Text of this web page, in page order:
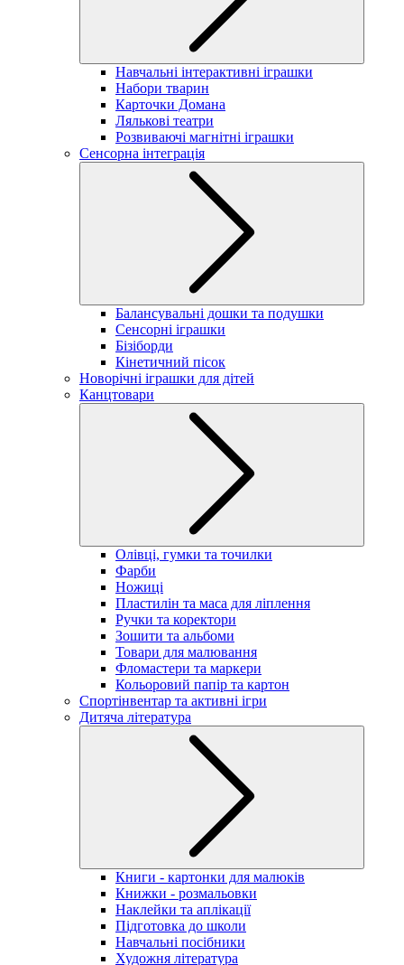
Навчальні інтерактивні іграшки
Набори тварин
Карточки Домана
Лялькові театри
Розвиваючі магнітні іграшки
Сенсорна інтеграція
Балансувальні дошки та подушки
Сенсорні іграшки
Бізіборди
Кінетичний пісок
Новорічні іграшки для дітей
Канцтовари
Олівці, гумки та точилки
Фарби
Ножиці
Пластилін та маса для ліплення
Ручки та коректори
Зошити та альбоми
Товари для малювання
Фломастери та маркери
Кольоровий папір та картон
Спортінвентар та активні ігри
Дитяча література
Книги - картонки для малюків
Книжки - розмальовки
Наклейки та аплікації
Підготовка до школи
Навчальні посібники
Художня література